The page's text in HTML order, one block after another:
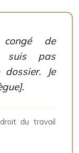
de
suis pas
Je
du travail